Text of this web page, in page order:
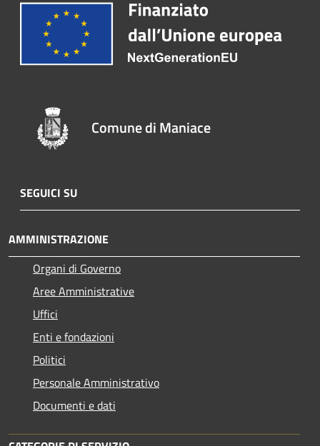
Comune di Maniace
SEGUICI SU
AMMINISTRAZIONE
Organi di Governo
Aree Amministrative
Uffici
Enti e fondazioni
Politici
Personale Amministrativo
Documenti e dati